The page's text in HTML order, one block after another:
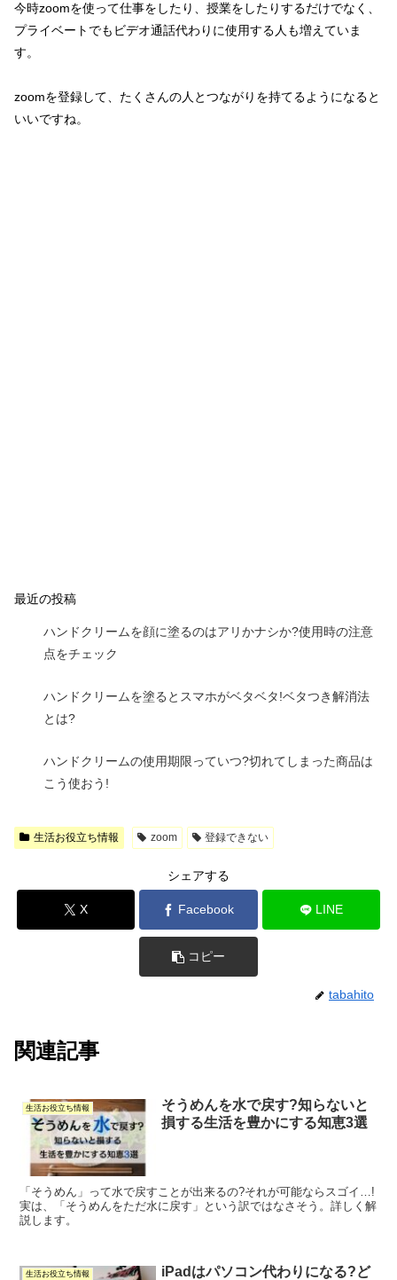
今時zoomを使って仕事をしたり、授業をしたりするだけでなく、
プライベートでもビデオ通話代わりに使用する人も増えていま
す。
zoomを登録して、たくさんの人とつながりを持てるようになると
いいですね。
最近の投稿
ハンドクリームを顔に塗るのはアリかナシか?使用時の注意
点をチェック
ハンドクリームを塗るとスマホがベタベタ!ベタつき解消法
とは?
ハンドクリームの使用期限っていつ?切れてしまった商品は
こう使おう!
生活お役立ち情報 zoom 登録できない
シェアする
X Facebook LINE
コピー
tabahito
関連記事
生活お役立ち情報
そうめんを水で戻す?知らないと
損する生活を豊かにする知恵3選
「そうめん」って水で戻すことが出来るの?それが可能ならスゴイ…!
実は、「そうめんをただ水に戻す」という訳ではなさそう。詳しく解
説します。
生活お役立ち情報
iPadはパソコン代わりになる?ど